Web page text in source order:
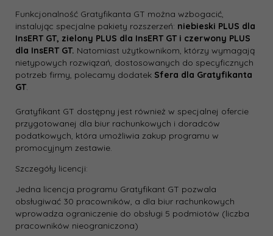
Funkcjonalność Gratyfikanta GT można wzbogacić,
instalując specjalne pakiety rozszerzeń: niebieski PLUS dla
InsERT GT, zielony PLUS dla InsERT GT i czerwony PLUS
dla InsERT GT. Natomiast użytkownikom, którzy wymagają
nietypowych rozwiązań, dostosowanych do specyficznych
potrzeb firmy, polecamy dodatek Sfera dla Gratyfikanta
GT.
Gratyfikant GT dostępny jest również w specjalnej ofercie
przygotowanej dla biur rachunkowych i doradców
podatkowych, która umożliwia zakup programu w
promocyjnym zestawie.
Szczegóły licencji:
Jedna licencja programu Gratyfikant GT pozwala
obsługiwać 30 pracowników, a dla biur rachunkowych
wprowadza ograniczenie do obsługi 5 podmiotów (liczba
pracowników nieograniczona)